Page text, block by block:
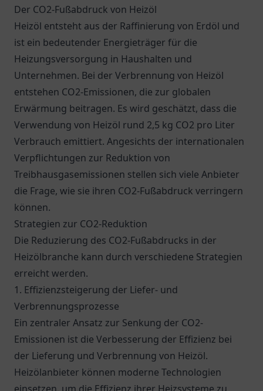
Der CO2-Fußabdruck von Heizöl
Heizöl entsteht aus der Raffinierung von Erdöl und
ist ein bedeutender Energieträger für die
Heizungsversorgung in Haushalten und
Unternehmen. Bei der Verbrennung von Heizöl
entstehen CO2-Emissionen, die zur globalen
Erwärmung beitragen. Es wird geschätzt, dass die
Verwendung von Heizöl rund 2,5 kg CO2 pro Liter
Verbrauch emittiert. Angesichts der internationalen
Verpflichtungen zur Reduktion von
Treibhausgasemissionen stellen sich viele Anbieter
die Frage, wie sie ihren CO2-Fußabdruck verringern
können.
Strategien zur CO2-Reduktion
Die Reduzierung des CO2-Fußabdrucks in der
Heizölbranche kann durch verschiedene Strategien
erreicht werden.
1. Effizienzsteigerung der Liefer- und
Verbrennungsprozesse
Ein zentraler Ansatz zur Senkung der CO2-
Emissionen ist die Verbesserung der Effizienz bei
der Lieferung und Verbrennung von Heizöl.
Heizölanbieter können moderne Technologien